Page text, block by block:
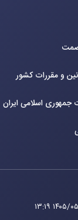
صمت
و مقررات کشور
جمهوری اسلامی ایران
۱۴ ۱۳:۱۹